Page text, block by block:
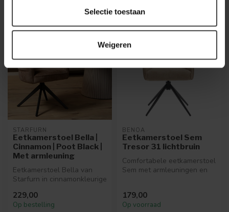
Selectie toestaan
Weigeren
STARFURN
Eetkamerstoel Bella |
Cinnamon | Poot Black |
Met armleuning
Eetkamerstoel Bella van
Starfurn in cinnamonkleurige
onde...
229,00
Op bestelling
BENOA
Eetkamerstoel Sem
Tresor 31 lichtbruin
Comfortabele eetkamerstoel
Sem met armleuningen en
179,00
Op voorraad